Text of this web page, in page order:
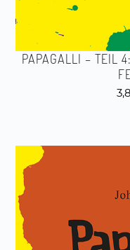
PAPAGALLI – TEIL